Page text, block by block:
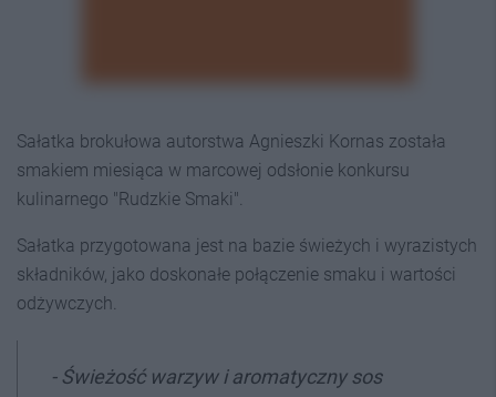
Sałatka brokułowa autorstwa Agnieszki Kornas została
smakiem miesiąca w marcowej odsłonie konkursu
kulinarnego "Rudzkie Smaki".
Sałatka przygotowana jest na bazie świeżych i wyrazistych
składników, jako doskonałe połączenie smaku i wartości
odżywczych.
- Świeżość warzyw i aromatyczny sos